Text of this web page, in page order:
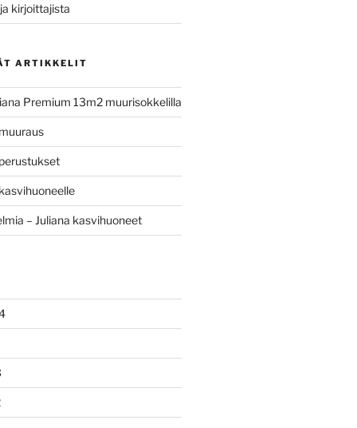
kirjoittajista
ARTIKKELIT
Premium 13m2 muurisokkelilla
– Juliana kasvihuoneet